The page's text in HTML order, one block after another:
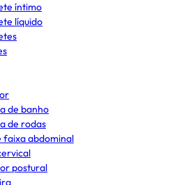
íntimo
líquido
de banho
de rodas
faixa abdominal
postural